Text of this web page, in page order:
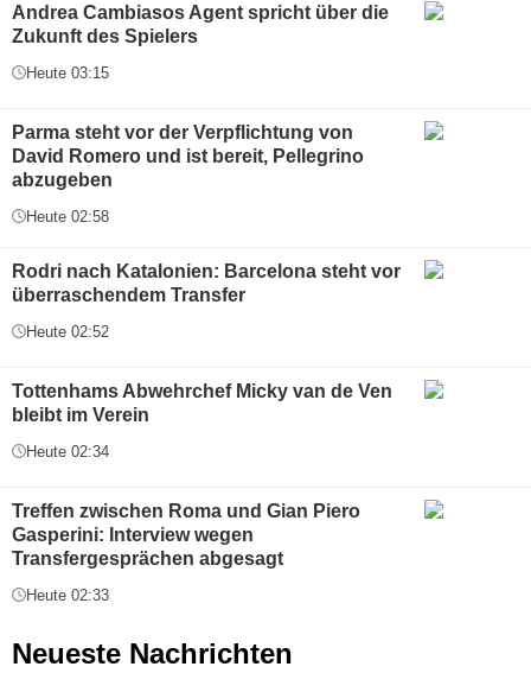
Andrea Cambiasos Agent spricht über die
Zukunft des Spielers
Heute 03:15
Parma steht vor der Verpflichtung von
David Romero und ist bereit, Pellegrino
abzugeben
Heute 02:58
Rodri nach Katalonien: Barcelona steht vor
überraschendem Transfer
Heute 02:52
Tottenhams Abwehrchef Micky van de Ven
bleibt im Verein
Heute 02:34
Treffen zwischen Roma und Gian Piero
Gasperini: Interview wegen
Transfergesprächen abgesagt
Heute 02:33
Neueste Nachrichten